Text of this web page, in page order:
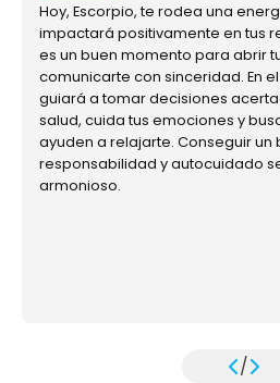
Hoy, Escorpio, te rodea una
impactará positivamente en tus
es un buen momento para abrir
comunicarte con sinceridad. En
guiará a tomar decisiones
salud, cuida tus emociones y
ayuden a relajarte. Conseguir un
responsabilidad y autocuidado
armonioso.
/